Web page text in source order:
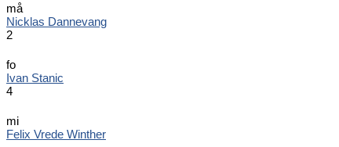
må
Nicklas Dannevang
2
fo
Ivan Stanic
4
mi
Felix Vrede Winther